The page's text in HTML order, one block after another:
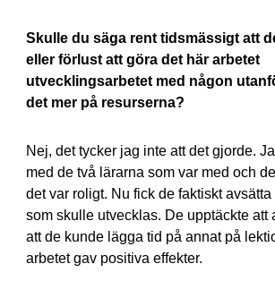
Skulle du säga rent tidsmässigt att
eller förlust att göra det här arbetet
utvecklingsarbetet med någon
det mer på resurserna?
Nej, det tycker jag inte att det gjorde.
med de två lärarna som var med och
det var roligt. Nu fick de faktiskt
som skulle utvecklas. De upptäckte att
att de kunde lägga tid på annat på
arbetet gav positiva effekter.